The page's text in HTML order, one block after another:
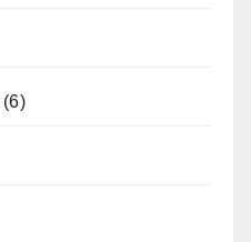
(6)